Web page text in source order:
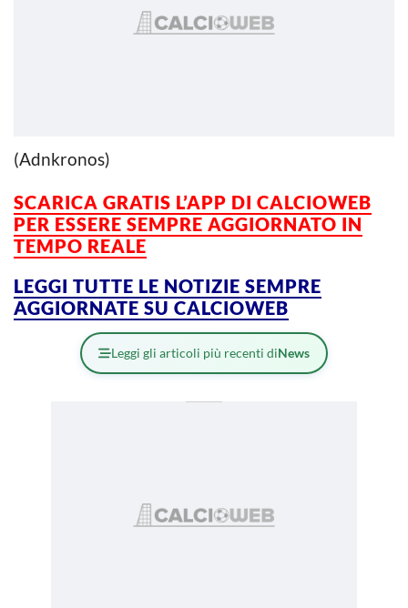
(Adnkronos)
SCARICA GRATIS L’APP DI CALCIOWEB
PER ESSERE SEMPRE AGGIORNATO IN
TEMPO REALE
LEGGI TUTTE LE NOTIZIE SEMPRE
AGGIORNATE SU CALCIOWEB
Leggi gli articoli più recenti diNews